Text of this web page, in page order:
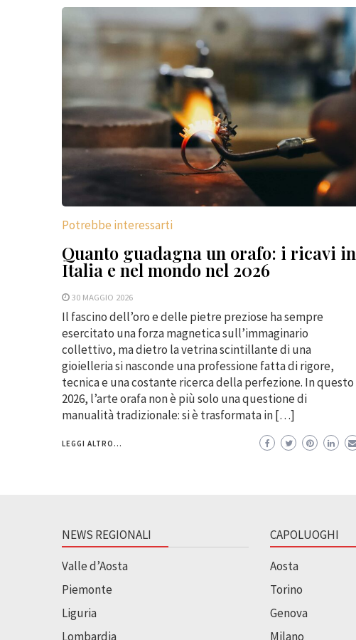
Potrebbe interessarti
Quanto guadagna un orafo: i ricavi in
Italia e nel mondo nel 2026
30 MAGGIO 2026
Il fascino dell’oro e delle pietre preziose ha sempre
esercitato una forza magnetica sull’immaginario
collettivo, ma dietro la vetrina scintillante di una
gioielleria si nasconde una professione fatta di rigore,
tecnica e una costante ricerca della perfezione. In questo
2026, l’arte orafa non è più solo una questione di
manualità tradizionale: si è trasformata in […]
LEGGI ALTRO...
NEWS REGIONALI
Valle d’Aosta
Piemonte
Liguria
Lombardia
CAPOLUOGHI
Aosta
Torino
Genova
Milano